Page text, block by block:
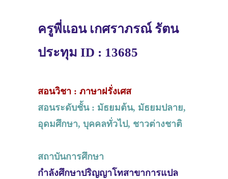
ครูพี่แอน เกศราภรณ์ รัตน
ประทุม ID : 13685
สอนวิชา : ภาษาฝรั่งเศส
สอนระดับชั้น : มัธยมต้น, มัธยมปลาย,
อุดมศึกษา, บุคคลทั่วไป, ชาวต่างชาติ
สถาบันการศึกษา
กำลังศึกษาปริญญาโทสาขาการแปล